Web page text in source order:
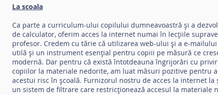
La scoala
Ca parte a curriculum-ului copilului dumneavoastră și a
de calculator, oferim acces la internet numai în lecțiile
profesor. Credem cu tărie că utilizarea web-ului și a e-
utilă și un instrument esențial pentru copiii pe măsură ce
modernă. Dar pentru că există întotdeauna îngrijorări cu
copiilor la materiale nedorite, am luat măsuri pozitive pentru
acestui risc în școală. Furnizorul nostru de acces la internet la
un sistem de filtrare care restricționează accesul la materiale